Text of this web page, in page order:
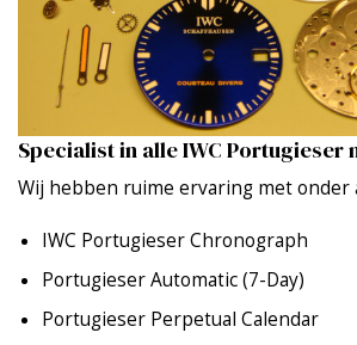
Specialist in alle IWC Portugieser
Wij hebben ruime ervaring met onder
IWC Portugieser Chronograph
Portugieser Automatic (7-Day)
Portugieser Perpetual Calendar